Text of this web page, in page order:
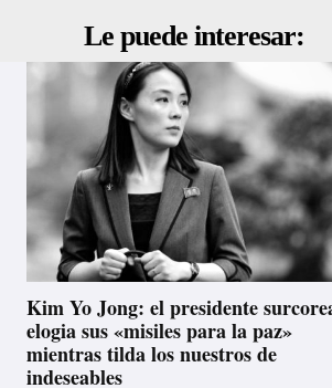
Le puede interesar:
Kim Yo Jong: el presidente
elogia sus «misiles para la paz»
mientras tilda los nuestros de
indeseables